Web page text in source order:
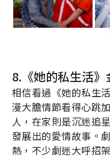
8. 《她的私生活
相信看過《她的私生
漫大膽情節看得心跳
人，在家則是沉迷追
發展出的愛情故事。
熱，不少劇迷大呼招